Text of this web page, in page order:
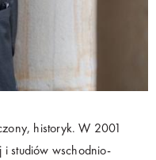
historyk. W 2001
i studiów wschodnio-